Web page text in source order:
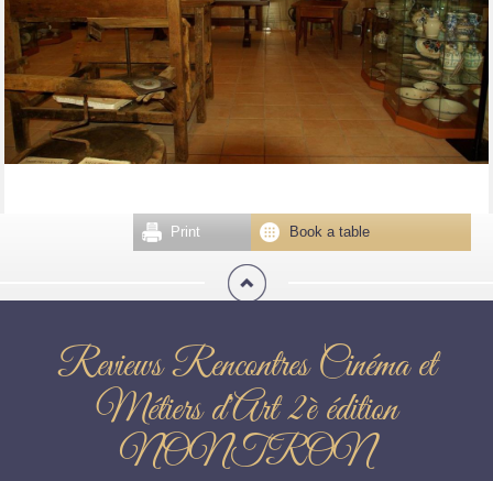
Book a table
Print
Reviews Rencontres Cinéma et
Métiers d'Art 2è édition
NONTRON